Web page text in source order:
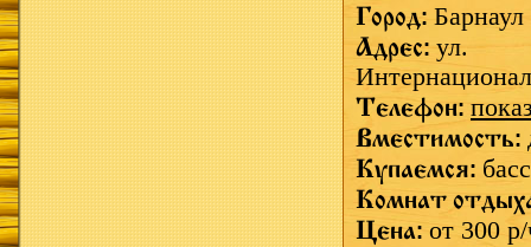
Город: Барнаул
Адрес: ул.
Телефон:
Вместимость:
Купаемся:
Комнат
Цена: от 300